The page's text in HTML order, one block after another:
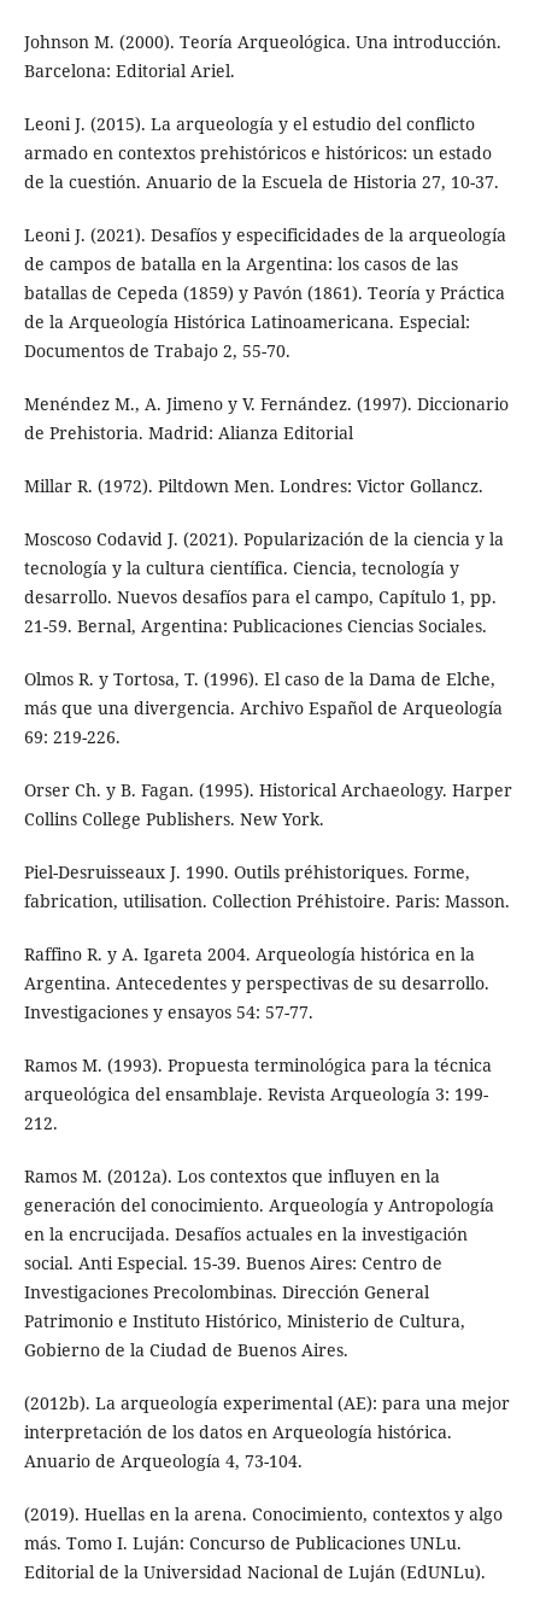
Johnson M. (2000). Teoría Arqueológica. Una introducción.
Barcelona: Editorial Ariel.
Leoni J. (2015). La arqueología y el estudio del conflicto
armado en contextos prehistóricos e históricos: un estado
de la cuestión. Anuario de la Escuela de Historia 27, 10-37.
Leoni J. (2021). Desafíos y especificidades de la arqueología
de campos de batalla en la Argentina: los casos de las
batallas de Cepeda (1859) y Pavón (1861). Teoría y Práctica
de la Arqueología Histórica Latinoamericana. Especial:
Documentos de Trabajo 2, 55-70.
Menéndez M., A. Jimeno y V. Fernández. (1997). Diccionario
de Prehistoria. Madrid: Alianza Editorial
Millar R. (1972). Piltdown Men. Londres: Victor Gollancz.
Moscoso Codavid J. (2021). Popularización de la ciencia y la
tecnología y la cultura científica. Ciencia, tecnología y
desarrollo. Nuevos desafíos para el campo, Capítulo 1, pp.
21-59. Bernal, Argentina: Publicaciones Ciencias Sociales.
Olmos R. y Tortosa, T. (1996). El caso de la Dama de Elche,
más que una divergencia. Archivo Español de Arqueología
69: 219-226.
Orser Ch. y B. Fagan. (1995). Historical Archaeology. Harper
Collins College Publishers. New York.
Piel-Desruisseaux J. 1990. Outils préhistoriques. Forme,
fabrication, utilisation. Collection Préhistoire. Paris: Masson.
Raffino R. y A. Igareta 2004. Arqueología histórica en la
Argentina. Antecedentes y perspectivas de su desarrollo.
Investigaciones y ensayos 54: 57-77.
Ramos M. (1993). Propuesta terminológica para la técnica
arqueológica del ensamblaje. Revista Arqueología 3: 199-
212.
Ramos M. (2012a). Los contextos que influyen en la
generación del conocimiento. Arqueología y Antropología
en la encrucijada. Desafíos actuales en la investigación
social. Anti Especial. 15-39. Buenos Aires: Centro de
Investigaciones Precolombinas. Dirección General
Patrimonio e Instituto Histórico, Ministerio de Cultura,
Gobierno de la Ciudad de Buenos Aires.
(2012b). La arqueología experimental (AE): para una mejor
interpretación de los datos en Arqueología histórica.
Anuario de Arqueología 4, 73-104.
(2019). Huellas en la arena. Conocimiento, contextos y algo
más. Tomo I. Luján: Concurso de Publicaciones UNLu.
Editorial de la Universidad Nacional de Luján (EdUNLu).